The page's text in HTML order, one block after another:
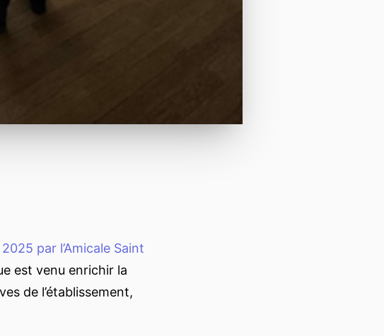
par l’Amicale Saint
est venu enrichir la
de l’établissement,